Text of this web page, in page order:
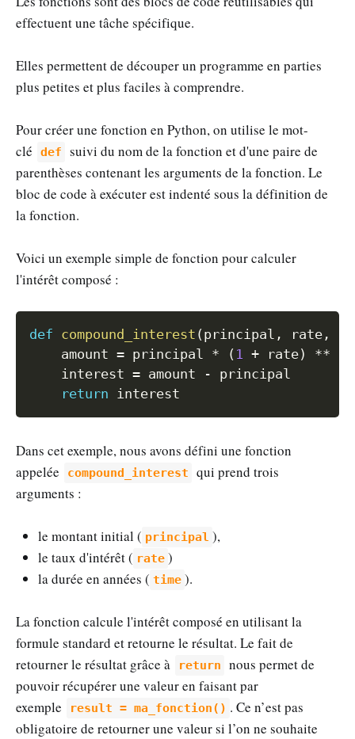
effectuent une tâche spécifique.
Elles permettent de découper un programme en parties
plus petites et plus faciles à comprendre.
Pour créer une fonction en Python, on utilise le mot-
clé
def
suivi du nom de la fonction et d'une paire de
parenthèses contenant les arguments de la fonction. Le
bloc de code à exécuter est indenté sous la définition de
la fonction.
Voici un exemple simple de fonction pour calculer
l'intérêt composé :
def compound_interest (principal , rate ,
    amount
= principal * ( 1 + rate) **
    interest
= amount - principal
return
Copy
Dans cet exemple, nous avons défini une fonction
appelée
compound_interest
qui prend trois
arguments :
le montant initial ( principal ),
le taux d'intérêt ( rate )
la durée en années ( time ).
La fonction calcule l'intérêt composé en utilisant la
formule standard et retourne le résultat. Le fait de
retourner le résultat grâce à
return
nous permet de
pouvoir récupérer une valeur en faisant par
exemple
result = ma_fonction() . Ce n’est pas
obligatoire de retourner une valeur si l’on ne souhaite